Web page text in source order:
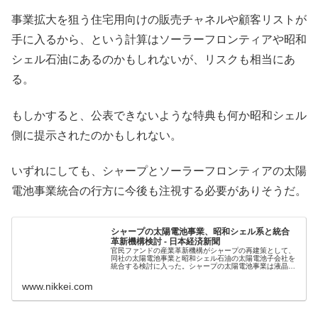
事業拡大を狙う住宅用向けの販売チャネルや顧客リストが
手に入るから、という計算はソーラーフロンティアや昭和
シェル石油にあるのかもしれないが、リスクも相当にあ
る。
もしかすると、公表できないような特典も何か昭和シェル
側に提示されたのかもしれない。
いずれにしても、シャープとソーラーフロンティアの太陽
電池事業統合の行方に今後も注視する必要がありそうだ。
シャープの太陽電池事業、昭和シェル系と統合
革新機構検討 - 日本経済新聞
官民ファンドの産業革新機構がシャープの再建策として、
同社の太陽電池事業と昭和シェル石油の太陽電池子会社を
統合する検討に入った。シャープの太陽電池事業は液晶事
www.nikkei.com